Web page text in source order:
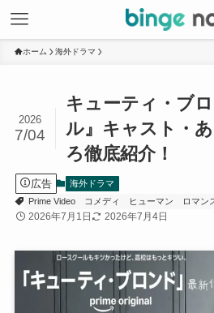
ホーム 海外ドラマ
キューティ・ブ
ル』キャスト・
ろ徹底紹介！
2026
7/04
広告
海外ドラマ
Prime Video
コメディ ヒューマン ロマン
2026年7月1日 2026年7月4日